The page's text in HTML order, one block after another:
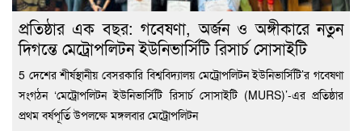
প্রতিষ্ঠার এক বছর: গবেষণা, অর্জন ও অঙ্গীকারে নতুন
দিগন্তে মেট্রোপলিটন ইউনিভার্সিটি রিসার্চ সোসাইটি
5 দেশের শীর্ষস্থানীয় বেসরকারি বিশ্ববিদ্যালয় মেট্রোপলিটন ইউনিভার্সিটি’র গবেষণা
সংগঠন ‘মেট্রোপলিটন ইউনিভার্সিটি রিসার্চ সোসাইটি (MURS)’-এর প্রতিষ্ঠার
প্রথম বর্ষপূর্তি উপলক্ষে মঙ্গলবার মেট্রোপলিটন